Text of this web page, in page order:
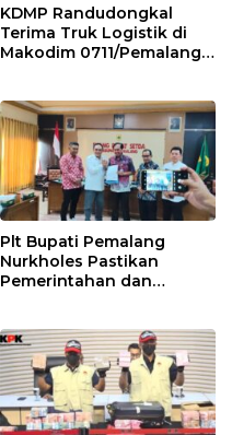
KDMP Randudongkal
Terima Truk Logistik di
Makodim 0711/Pemalang
Plt Bupati Pemalang
Nurkholes Pastikan
Pemerintahan dan